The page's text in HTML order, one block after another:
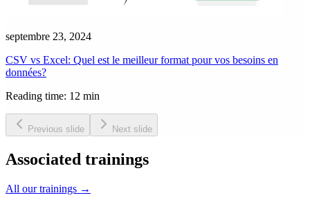
septembre 23, 2024
CSV vs Excel: Quel est le meilleur format pour vos besoins en
données?
Reading time: 12 min
Previous slide Next slide
Associated trainings
All our trainings →